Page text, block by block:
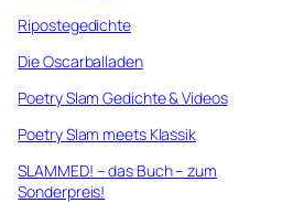
Ripostegedichte
Die Oscarballaden
Poetry Slam Gedichte & Videos
Poetry Slam meets Klassik
SLAMMED! – das Buch – zum
Sonderpreis!